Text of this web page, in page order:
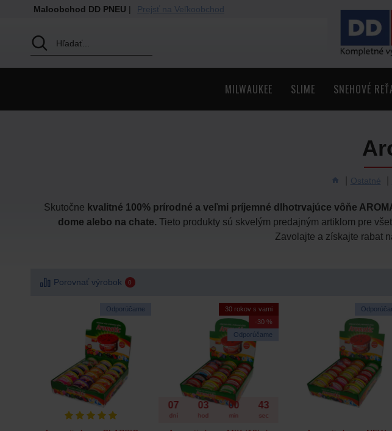
Maloobchod DD PNEU | Prejsť na Veľkoobchod
MILWAUKEE SLIME SNEHOVÉ
Ostatné
Skutočne kvalitné 100% prírodné a veľmi príjemné dlhotrvajúce vôňe
dome alebo na chate. Tieto produkty sú skvelým predajným artiklom pre
Zavolajte a získajte rabat
Porovnať výrobok 0
Odporúčame
Odporúčame
30 rokov s vami
-30 %
07
dní
03
hod
00
min
42
sec